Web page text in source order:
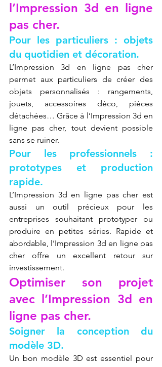
l’Impression 3d en ligne
pas cher.
Pour les particuliers : objets
du quotidien et décoration.
L’Impression 3d en ligne pas cher
permet aux particuliers de créer des
objets personnalisés : rangements,
jouets, accessoires déco, pièces
détachées… Grâce à l’Impression 3d en
ligne pas cher, tout devient possible
sans se ruiner.
Pour les professionnels :
prototypes et production
rapide.
L’Impression 3d en ligne pas cher est
aussi un outil précieux pour les
entreprises souhaitant prototyper ou
produire en petites séries. Rapide et
abordable, l’Impression 3d en ligne pas
cher offre un excellent retour sur
investissement.
Optimiser son projet
avec l’Impression 3d en
ligne pas cher.
Soigner la conception du
modèle 3D.
Un bon modèle 3D est essentiel pour